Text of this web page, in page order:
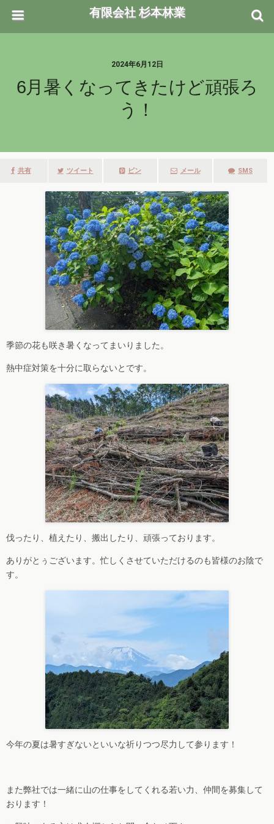
有限会社 杉本林業
2024年6月12日
6月暑くなってきたけど頑張ろ
う！
共有 ツイート ピン メール SMS
季節の花も咲き暑くなってまいりました。
熱中症対策を十分に取らないとです。
伐ったり、植えたり、搬出したり、頑張っております。
ありがとぅございます。忙しくさせていただけるのも皆様のお陰で
す。
今年の夏は暑すぎないといいな祈りつつ尽力して参ります！
また弊社では一緒に山の仕事をしてくれる若い力、仲間を募集して
おります！